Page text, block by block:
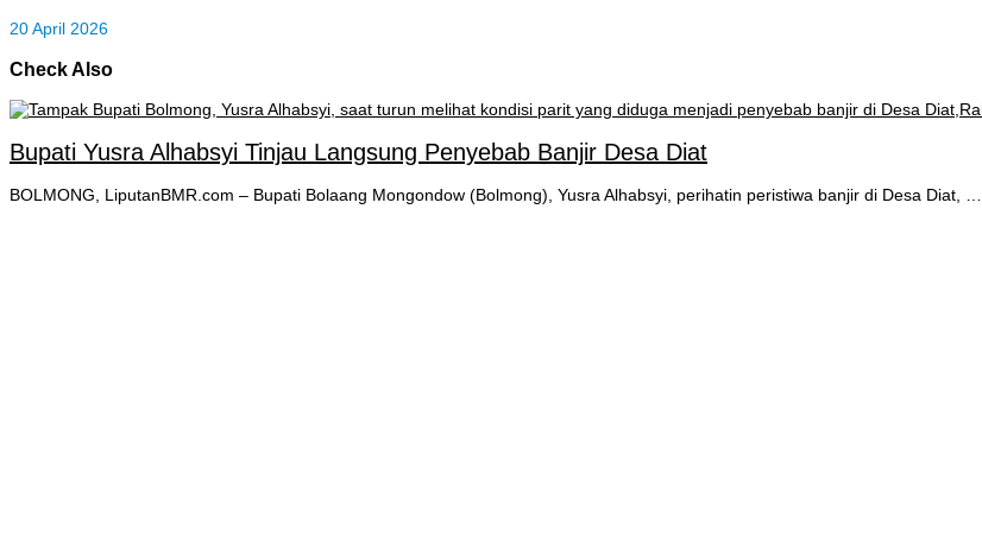
20 April 2026
Check Also
Bupati Yusra Alhabsyi Tinjau Langsung Penyebab Banjir Desa Diat
BOLMONG, LiputanBMR.com – Bupati Bolaang Mongondow (Bolmong), Yusra Alhabsyi, perihatin peristiwa banjir di Desa Diat, …